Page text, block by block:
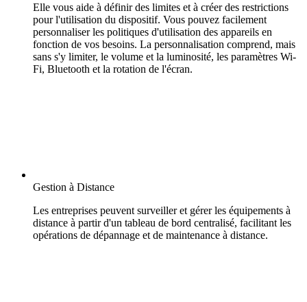
Elle vous aide à définir des limites et à créer des restrictions
pour l'utilisation du dispositif. Vous pouvez facilement
personnaliser les politiques d'utilisation des appareils en
fonction de vos besoins. La personnalisation comprend, mais
sans s'y limiter, le volume et la luminosité, les paramètres Wi-
Fi, Bluetooth et la rotation de l'écran.
Gestion à Distance
Les entreprises peuvent surveiller et gérer les équipements à
distance à partir d'un tableau de bord centralisé, facilitant les
opérations de dépannage et de maintenance à distance.